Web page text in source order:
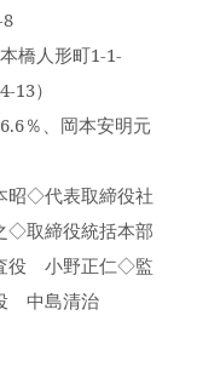
橋人形町1-1-
13）
％、岡本安明元
◇代表取締役社
取締役統括本部
役 小野正仁◇監
中島清治